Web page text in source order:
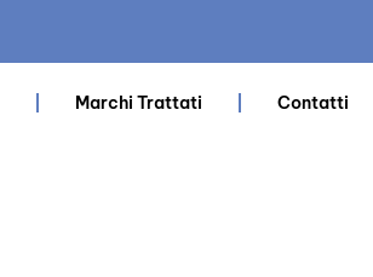
Marchi Trattati Contatti